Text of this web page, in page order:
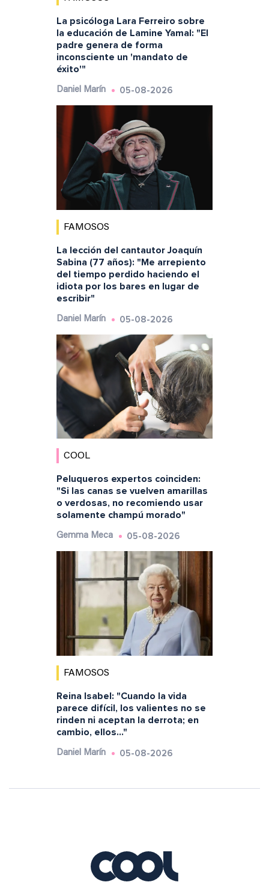
La psicóloga Lara Ferreiro sobre
la educación de Lamine Yamal: "El
padre genera de forma
inconsciente un 'mandato de
éxito'"
Daniel Marín 05-08-2026
FAMOSOS
La lección del cantautor Joaquín
Sabina (77 años): "Me arrepiento
del tiempo perdido haciendo el
idiota por los bares en lugar de
escribir"
Daniel Marín 05-08-2026
COOL
Peluqueros expertos coinciden:
"Si las canas se vuelven amarillas
o verdosas, no recomiendo usar
solamente champú morado"
Gemma Meca 05-08-2026
FAMOSOS
Reina Isabel: "Cuando la vida
parece difícil, los valientes no se
rinden ni aceptan la derrota; en
cambio, ellos..."
Daniel Marín 05-08-2026